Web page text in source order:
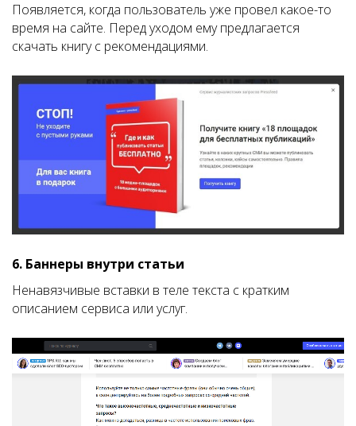
Появляется, когда пользователь уже провел какое-то
время на сайте. Перед уходом ему предлагается
скачать книгу с рекомендациями.
6. Баннеры внутри статьи
Ненавязчивые вставки в теле текста с кратким
описанием сервиса или услуг.